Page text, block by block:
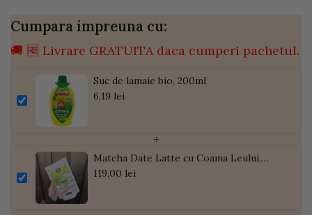
Cumpara impreuna cu:
🚚 🆓 Livrare GRATUITA daca cumperi pachetul.
Suc de lamaie bio, 200ml
6,19 lei
+
Matcha Date Latte cu Coama Leului,
Pudră de Curmale și Ghimbir, ECO, 300g
119,00 lei